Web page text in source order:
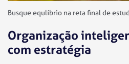
Busque equlíbrio na reta final de
Organização
com estratégia